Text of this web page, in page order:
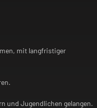
mit langfristiger
und Jugendlichen gelangen.